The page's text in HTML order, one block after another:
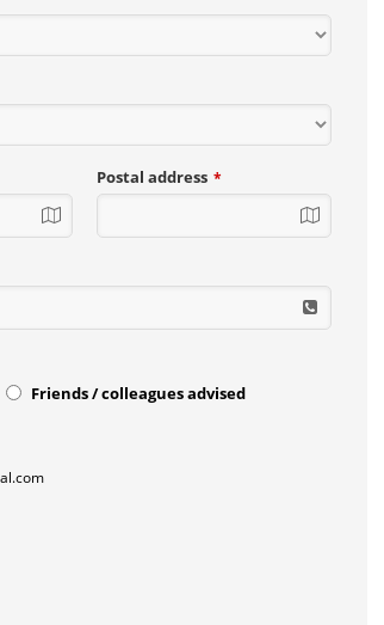
Postal address *
Friends / colleagues advised